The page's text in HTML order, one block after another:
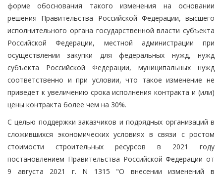
форме обоснования такого изменения на основании
решения Правительства Российской Федерации, высшего
исполнительного органа государственной власти субъекта
Российской Федерации, местной администрации при
осуществлении закупки для федеральных нужд, нужд
субъекта Российской Федерации, муниципальных нужд
соответственно и при условии, что такое изменение не
приведет к увеличению срока исполнения контракта и (или)
цены контракта более чем на 30%.
С целью поддержки заказчиков и подрядных организаций в
сложившихся экономических условиях в связи с ростом
стоимости строительных ресурсов в 2021 году
постановлением Правительства Российской Федерации от
9 августа 2021 г. N 1315 "О внесении изменений в